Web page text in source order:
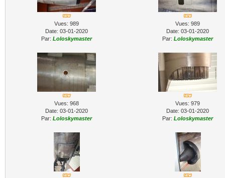
Vues: 989
Date: 03-01-2020
Par: Loloskymaster
Vues: 989
Date: 03-01-2020
Par: Loloskymaster
Vues: 968
Date: 03-01-2020
Par: Loloskymaster
Vues: 979
Date: 03-01-2020
Par: Loloskymaster